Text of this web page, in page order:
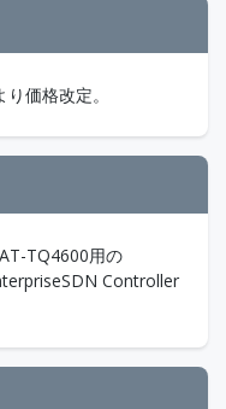
価格改定。
TQ4600用の
Controller